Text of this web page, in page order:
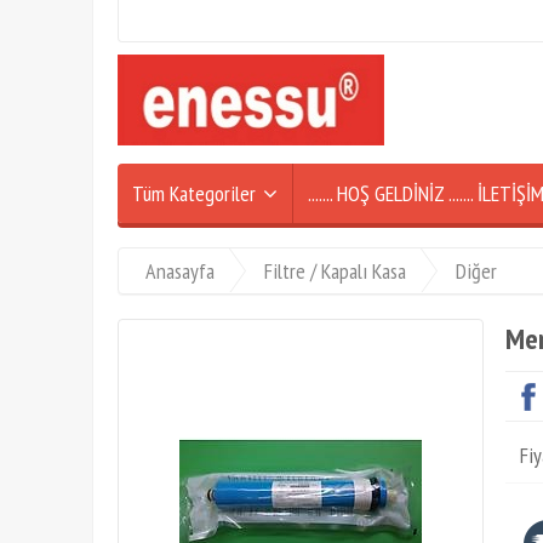
Tüm Kategoriler ....... HOŞ GELDİNİZ .......
Anasayfa Filtre / Kapalı Kasa Diğer